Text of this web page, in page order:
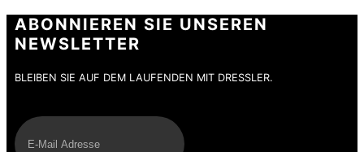
ABONNIEREN SIE UNSEREN
NEWSLETTER
BLEIBEN SIE AUF DEM LAUFENDEN MIT DRESSLER.